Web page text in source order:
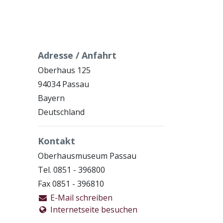
Adresse / Anfahrt
Oberhaus 125
94034 Passau
Bayern
Deutschland
Kontakt
Oberhausmuseum Passau
Tel. 0851 - 396800
Fax 0851 - 396810
E-Mail schreiben
Internetseite besuchen